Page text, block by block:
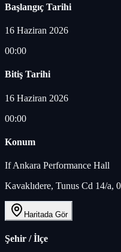
Başlangıç Tarihi
16 Haziran 2026
00:00
Bitiş Tarihi
16 Haziran 2026
00:00
Konum
If Ankara Performance Hall
Kavaklıdere, Tunus Cd 14/a,
Haritada Gör
Şehir / İlçe